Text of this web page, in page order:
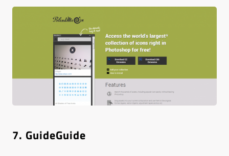
7. GuideGuide